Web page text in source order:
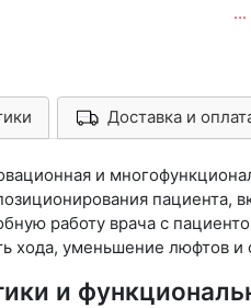
...
Арконт-Мед Доставка и
и
пациента,
работу врача с
хода, уменьшение люфтов
и